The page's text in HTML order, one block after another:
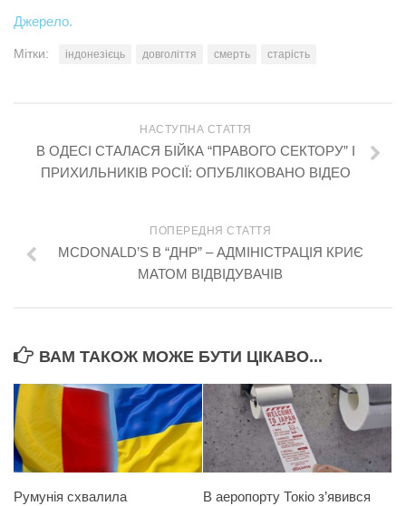
Джерело.
Мітки: індонезієць довголіття смерть старість
НАСТУПНА СТАТТЯ
В ОДЕСІ СТАЛАСЯ БІЙКА “ПРАВОГО СЕКТОРУ” І
ПРИХИЛЬНИКІВ РОСІЇ: ОПУБЛІКОВАНО ВІДЕО
ПОПЕРЕДНЯ СТАТТЯ
MCDONALD’S В “ДНР” – АДМІНІСТРАЦІЯ КРИЄ
МАТОМ ВІДВІДУВАЧІВ
ВАМ ТАКОЖ МОЖЕ БУТИ ЦІКАВО...
Румунія схвалила
В аеропорту Токіо з’явився